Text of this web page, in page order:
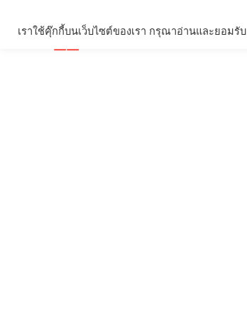
เราใช้คุ๊กกี้บนเว็บไซต์ของเรา กรุณาอ่านและยอมรับ